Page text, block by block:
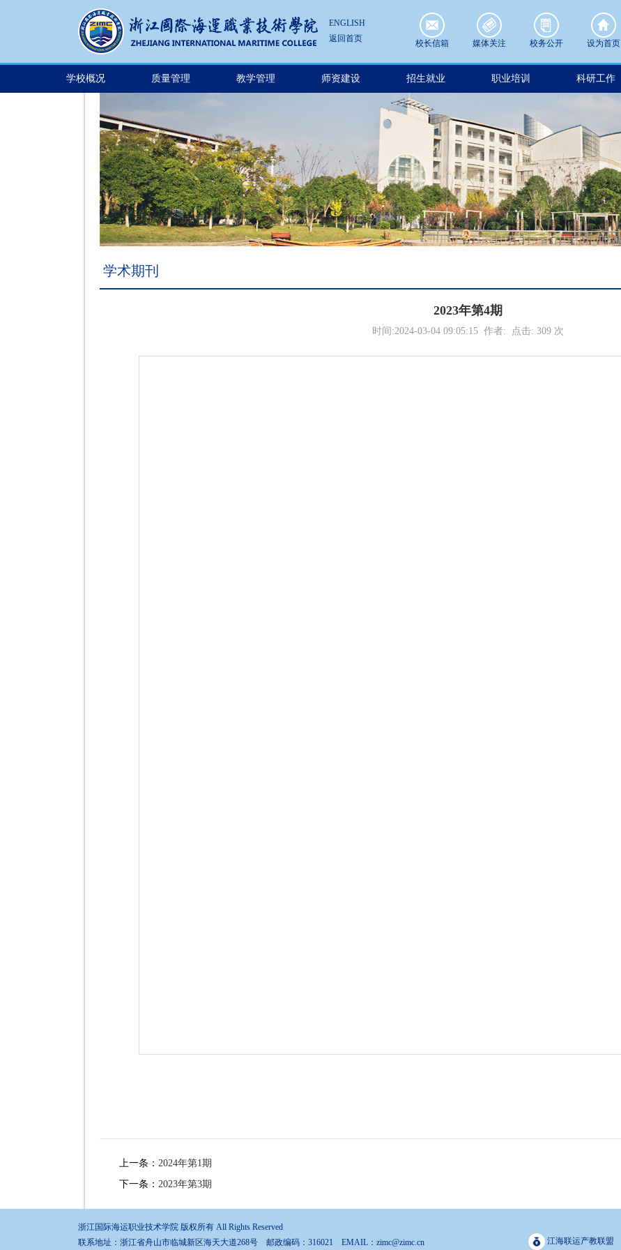
ENGLISH
返回首页
校长信箱 媒体关注 校务公开 设为首页
学校概况 质量管理 教学管理 师资建设 招生就业 职业培训 科研工作
学术期刊
2023年第4期
时间:2024-03-04 09:05:15 作者: 点击: 309次
上一条： 2024年第1期
下一条： 2023年第3期
浙江国际海运职业技术学院 版权所有 All Rights Reserved
联系地址：浙江省舟山市临城新区海天大道268号 邮政编码：316021 EMAIL：zimc@zimc.cn
江海联运产教联盟